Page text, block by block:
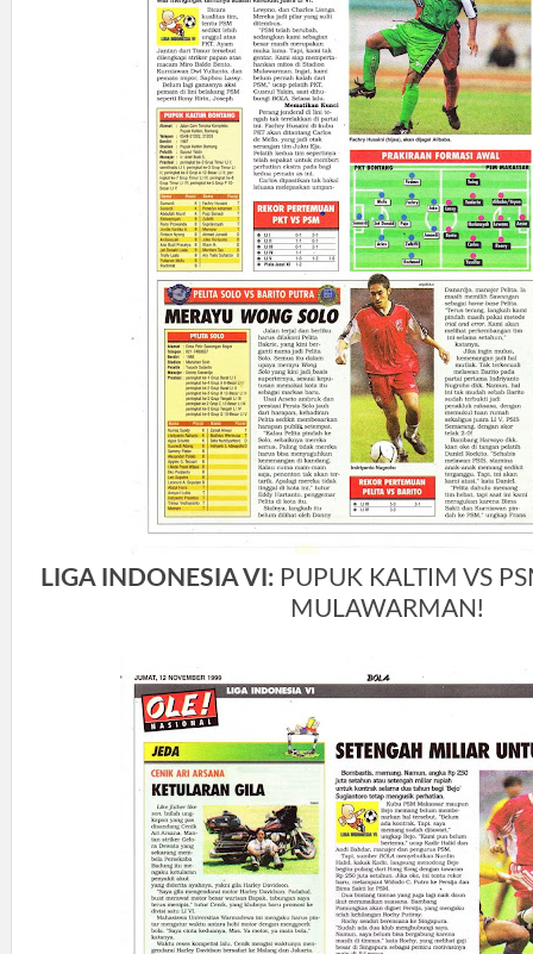
LIGA INDONESIA VI: PUPUK KALTIM VS
MULAWARMAN!